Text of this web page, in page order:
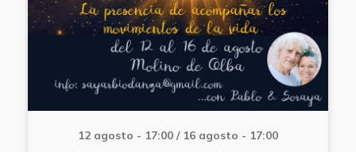
12 agosto - 17:00 / 16 agosto - 17:00